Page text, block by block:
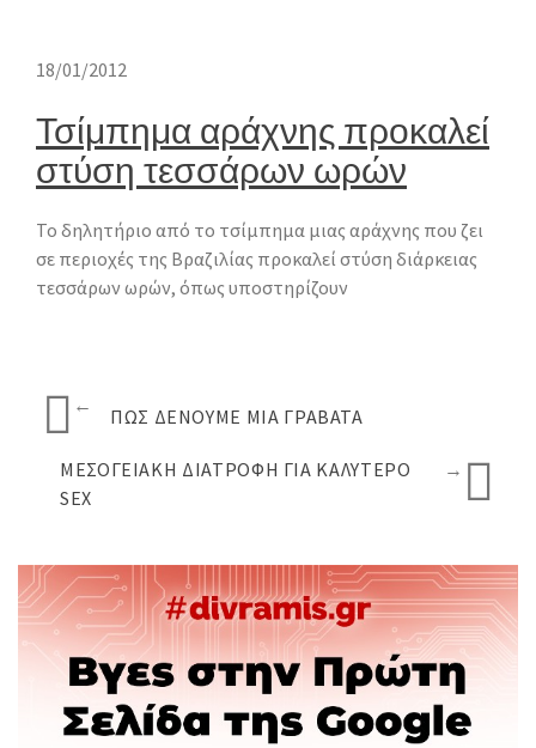
18/01/2012
Τσίμπημα αράχνης προκαλεί
στύση τεσσάρων ωρών
Το δηλητήριο από το τσίμπημα μιας αράχνης που ζει
σε περιοχές της Βραζιλίας προκαλεί στύση διάρκειας
τεσσάρων ωρών, όπως υποστηρίζουν
← ΠΩΣ ΔΈΝΟΥΜΕ ΜΙΑ ΓΡΑΒΆΤΑ
ΜΕΣΟΓΕΙΑΚΉ ΔΙΑΤΡΟΦΉ ΓΙΑ ΚΑΛΎΤΕΡΟ
SEX
→